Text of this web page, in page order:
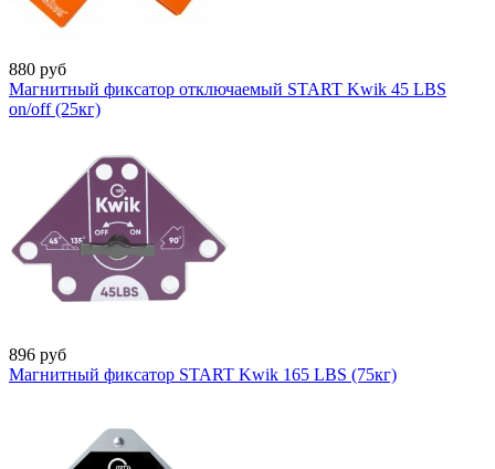
880 руб
Магнитный фиксатор отключаемый START Kwik 45 LBS
on/off (25кг)
896 руб
Магнитный фиксатор START Kwik 165 LBS (75кг)